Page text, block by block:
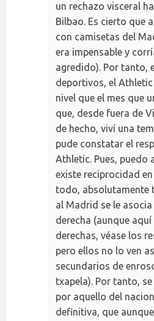
un rechazo visceral
Bilbao. Es cierto que
con camisetas del
era impensable y
agredido). Por tanto,
deportivos, el
nivel que el mes que
que, desde fuera de
de hecho, viví una
pude constatar el
Athletic. Pues, puedo
existe reciprocidad
todo, absolutamente
al Madrid se le
derecha (aunque
derechas, véase los
pero ellos no lo ven
secundarios de
txapela). Por tanto,
por aquello del
definitiva, que